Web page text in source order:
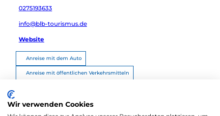
0275193633
info@blb-tourismus.de
Website
Anreise mit dem Auto
Anreise mit öffentlichen Verkehrsmitteln
Wir verwenden Cookies